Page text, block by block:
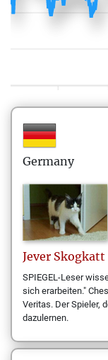
Germany
Jever Skogkatt
SPIEGEL-Leser
sich erarbeiten."
Veritas. Der Spieler,
dazulernen.